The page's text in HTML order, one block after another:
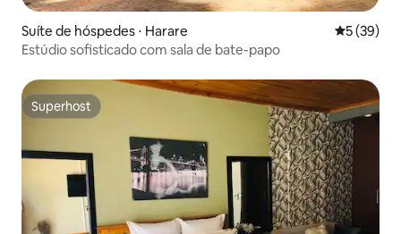
Suíte de hóspedes ⋅ Harare 5 de uma
5 (39)
Estúdio sofisticado com sala de bate-papo
Superhost
Superhost